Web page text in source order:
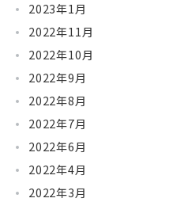
2023年1月
2022年11月
2022年10月
2022年9月
2022年8月
2022年7月
2022年6月
2022年4月
2022年3月